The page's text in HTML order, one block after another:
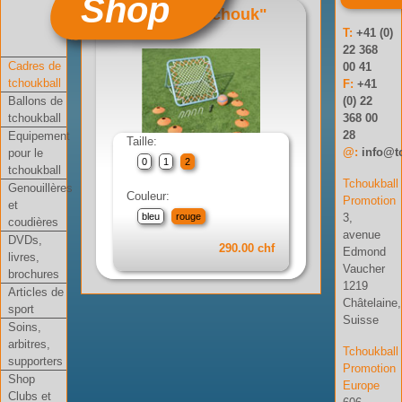
Shop
Cadres de
tchoukball
Ballons de
tchoukball
Equipement
pour le
tchoukball
Genouillères
et
coudières
DVDs,
livres,
brochures
Articles de
sport
Soins,
arbitres,
supporters
Shop
Clubs et
Set "Mini tchouk"
Réf: 01-002-03
Taille:
0 1 2
Couleur:
bleu rouge
290.00 chf
T:+41 (0)
22 368
00 41
F:+41
(0) 22
368 00
28
@:
Tchoukball
Promotion
3,
avenue
Edmond
Vaucher
1219
Châtelaine,
Suisse
Tchoukball
Promotion
Europe